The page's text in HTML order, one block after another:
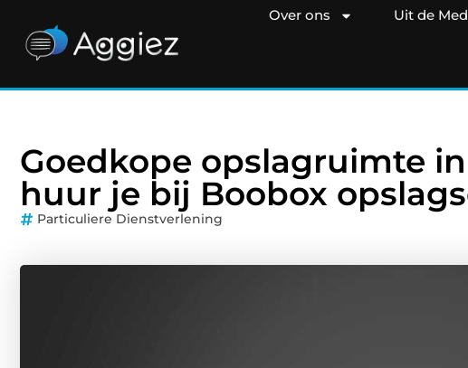
Over ons Uit de
Goedkope opslagruimte
huur je bij Boobox
Particuliere Dienstverlening